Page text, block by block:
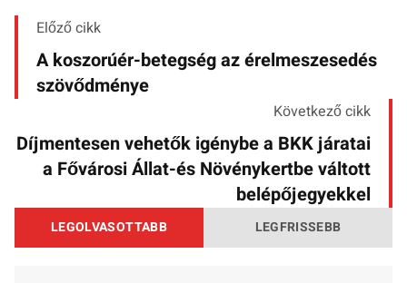
Előző cikk
A koszorúér-betegség az érelmeszesedés
szövődménye
Következő cikk
Díjmentesen vehetők igénybe a BKK járatai
a Fővárosi Állat-és Növénykertbe váltott
belépőjegyekkel
LEGOLVASOTTABB LEGFRISSEBB